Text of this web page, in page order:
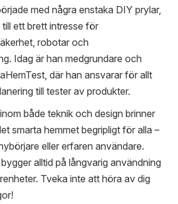
med några enstaka DIY prylar,
ett brett intresse för
robotar och
Idag är han medgrundare och
där han ansvarar för allt
till tester av produkter.
både teknik och design brinner
smarta hemmet begripligt för alla –
eller erfaren användare.
alltid på långvarig användning
Tveka inte att höra av dig